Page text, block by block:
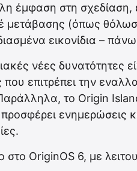
έμφαση στη σχεδίαση,
μετάβασης (όπως
εικονίδια –
νέες δυνατότητες
που επιτρέπει την
το Origin
ενημερώσεις
στο OriginOS 6, με